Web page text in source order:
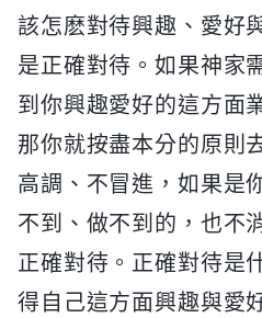
該怎麽對待興趣、愛好
是正確對待。如果神家
到你興趣愛好的這方面
那你就按盡本分的原則
高調、不冒進，如果是
不到、做不到的，也不
正確對待。正確對待是
得自己這方面興趣與愛